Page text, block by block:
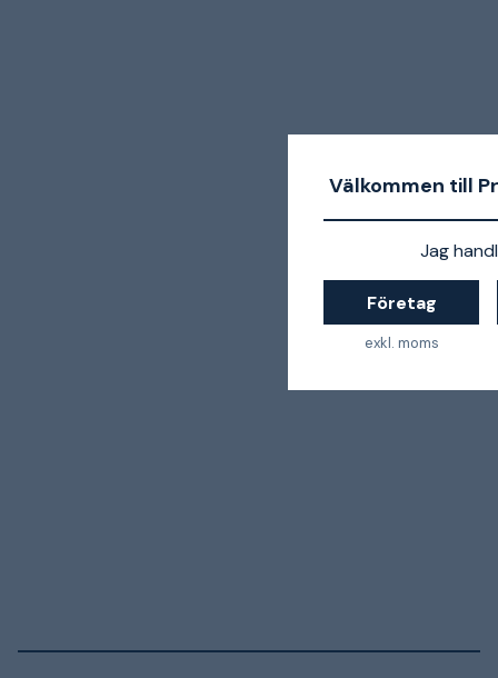
Välkommen till
Jag
Företag
exkl. moms